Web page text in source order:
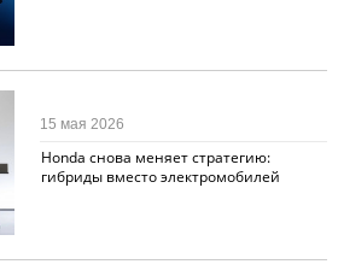
Honda снова меняет стратегию:
гибриды вместо электромобилей
15 мая 2026